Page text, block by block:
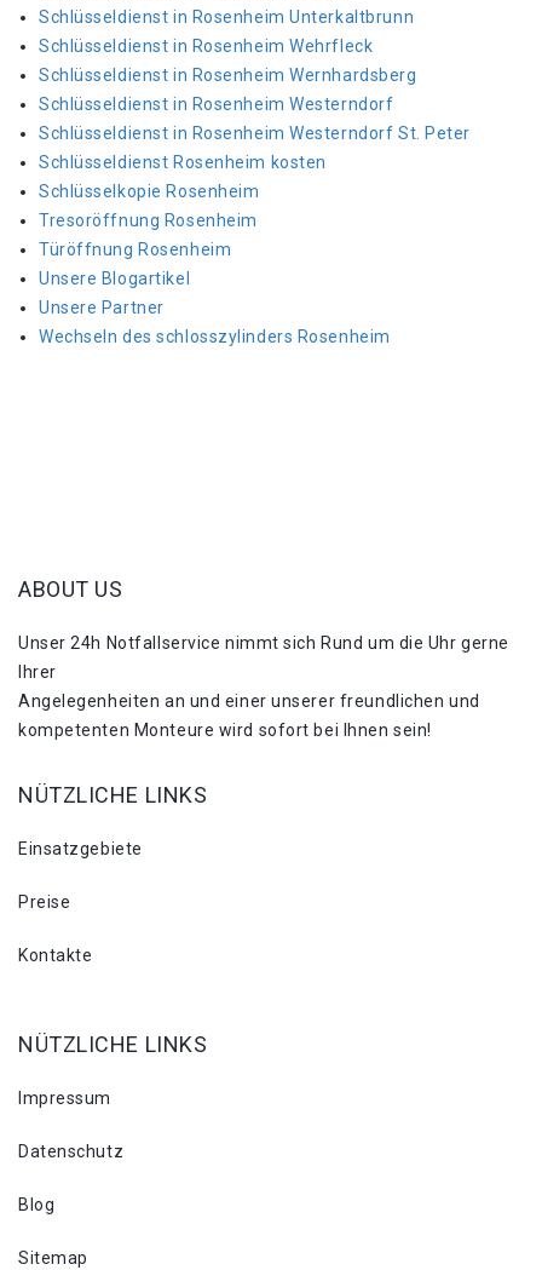
Schlüsseldienst in Rosenheim Unterkaltbrunn
Schlüsseldienst in Rosenheim Wehrfleck
Schlüsseldienst in Rosenheim Wernhardsberg
Schlüsseldienst in Rosenheim Westerndorf
Schlüsseldienst in Rosenheim Westerndorf St. Peter
Schlüsseldienst Rosenheim kosten
Schlüsselkopie Rosenheim
Tresoröffnung Rosenheim
Türöffnung Rosenheim
Unsere Blogartikel
Unsere Partner
Wechseln des schlosszylinders Rosenheim
ABOUT US
Unser 24h Notfallservice nimmt sich Rund um die Uhr gerne
Ihrer
Angelegenheiten an und einer unserer freundlichen und
kompetenten Monteure wird sofort bei Ihnen sein!
NÜTZLICHE LINKS
Einsatzgebiete
Preise
Kontakte
NÜTZLICHE LINKS
Impressum
Datenschutz
Blog
Sitemap